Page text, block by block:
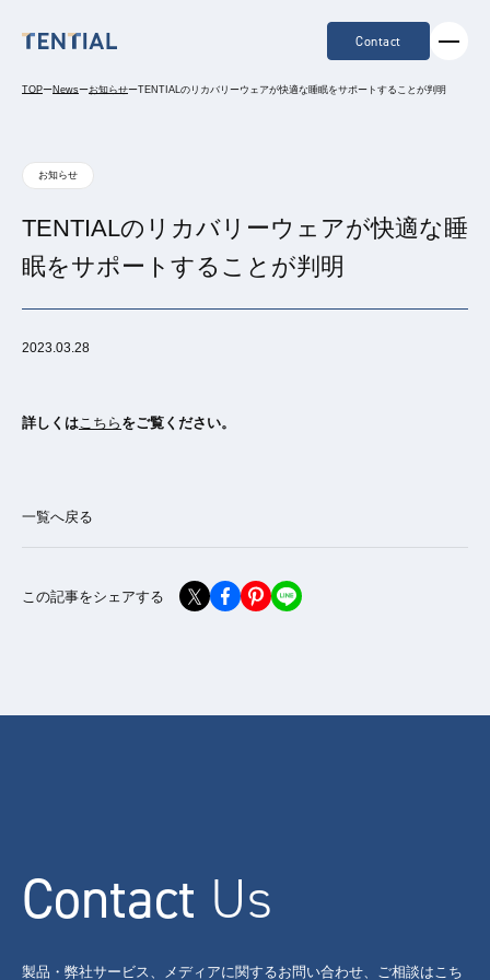
Contact
TOPーNewsーお知らせーTENTIALのリカバリーウェアが快適な睡眠をサポートすることが判明
お知らせ
TENTIALのリカバリーウェアが快適な睡
眠をサポートすることが判明
2023.03.28
詳しくはこちら をご覧ください。
一覧へ戻る
この記事をシェアする
Contact Us
製品・弊社サービス、メディアに関するお問い合わせ、ご相談はこち